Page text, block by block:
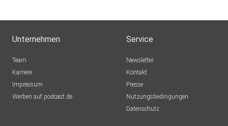
Unternehmen
Team
Karriere
Impressum
Werben auf podcast.de
Service
Newsletter
Kontakt
Presse
Nutzungsbedingungen
Datenschutz